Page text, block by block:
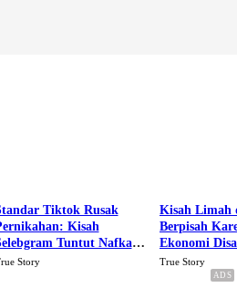
Tiktok Rusak
Kisah
Tuntut Nafkah
Juta Perbulan
Story
Kisah Limah
Berpisah
Ekonomi
Karena Cinta
True Story